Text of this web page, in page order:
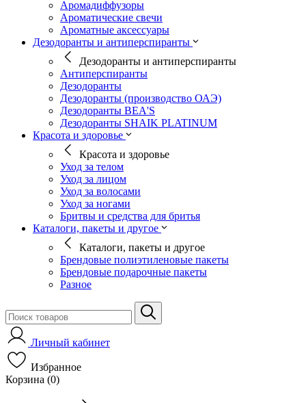
Аромадиффузоры
Ароматические свечи
Ароматные аксессуары
Дезодоранты и антиперспиранты
Дезодоранты и антиперспиранты
Антиперспиранты
Дезодоранты
Дезодоранты (производство ОАЭ)
Дезодоранты BEA'S
Дезодоранты SHAIK PLATINUM
Красота и здоровье
Красота и здоровье
Уход за телом
Уход за лицом
Уход за волосами
Уход за ногами
Бритвы и средства для бритья
Каталоги, пакеты и другое
Каталоги, пакеты и другое
Брендовые полиэтиленовые пакеты
Брендовые подарочные пакеты
Разное
Личный кабинет
Избранное
Корзина (0)